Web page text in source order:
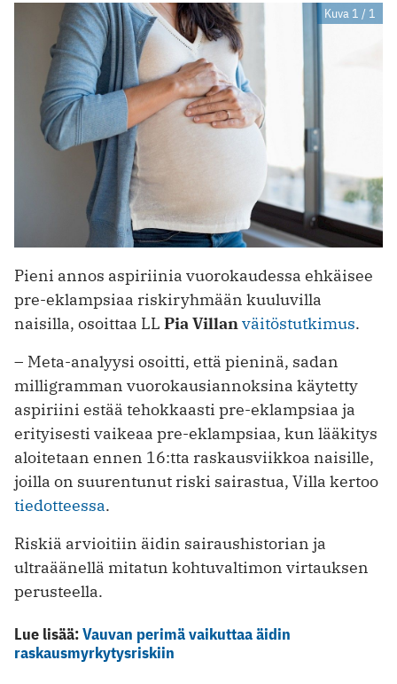
Kuva 1 / 1
Pieni annos aspiriinia vuorokaudessa ehkäisee
pre-eklampsiaa riskiryhmään kuuluvilla
naisilla, osoittaa LL Pia Villanväitöstutkimus.
– Meta-analyysi osoitti, että pieninä, sadan
milligramman vuorokausiannoksina käytetty
aspiriini estää tehokkaasti pre-eklampsiaa ja
erityisesti vaikeaa pre-eklampsiaa, kun lääkitys
aloitetaan ennen 16:tta raskausviikkoa naisille,
joilla on suurentunut riski sairastua, Villa kertoo
tiedotteessa.
Riskiä arvioitiin äidin sairaushistorian ja
ultraäänellä mitatun kohtuvaltimon virtauksen
perusteella.
Lue lisää:Vauvan perimä vaikuttaa äidin
raskausmyrkytysriskiin